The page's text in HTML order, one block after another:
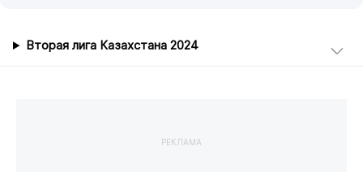
Вторая лига Казахстана 2024
РЕКЛАМА